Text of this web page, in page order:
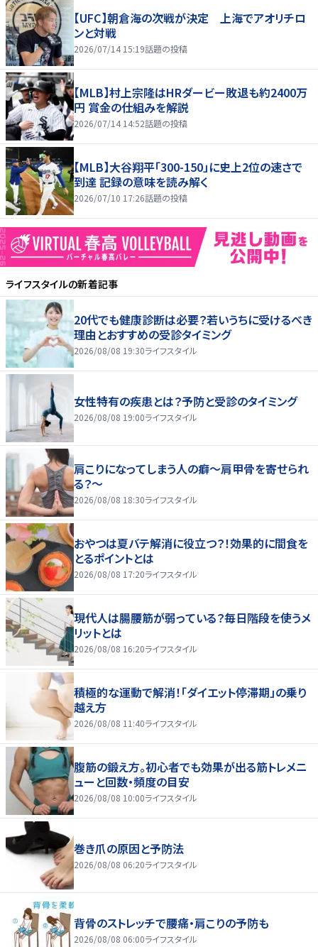
【UFC】朝倉海の次戦が決定 上海でアオリチロ
ンと対戦
2026/07/14 15:19話題の投稿
【MLB】村上宗隆はHRダービー敗退も約2400万
円 賞金の仕組みを解説
2026/07/14 14:52話題の投稿
【MLB】大谷翔平「300-150」に史上2位の速さで
到達 記録の意味を読み解く
2026/07/10 17:26話題の投稿
ライフスタイルの新着記事
20代でも健康診断は必要？若いうちに受けるべき
理由とおすすめの受診タイミング
2026/08/08 19:30ライフスタイル
女性特有の疾患とは？予防と受診のタイミング
2026/08/08 19:00ライフスタイル
肩こりになってしまう人の癖～肩甲骨を寄せられ
る？～
2026/08/08 18:30ライフスタイル
おやつは夏バテ解消に役立つ？！効果的に間食を
とるポイントとは
2026/08/08 17:20ライフスタイル
現代人は腸腰筋が弱っている？毎日階段を使うメ
リットとは
2026/08/08 16:20ライフスタイル
積極的な運動で解消！「ダイエット停滞期」の乗り
越え方
2026/08/08 11:40ライフスタイル
腹筋の鍛え方。初心者でも効果が出る筋トレメニ
ューと回数・頻度の目安
2026/08/08 10:00ライフスタイル
巻き爪の原因と予防法
2026/08/08 06:20ライフスタイル
背骨のストレッチで腰痛・肩こりの予防も
2026/08/08 06:00ライフスタイル